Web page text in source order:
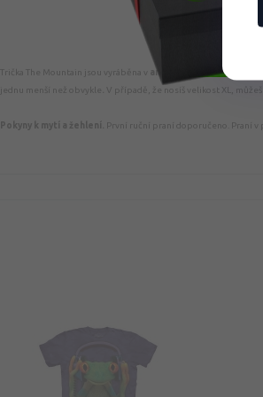
Trička The Mountain jsou vyráběna v americké velikosti,
jednu menší než obvykle
V případě, že nosíš velikost XL,
Pokyny k mytí a žehlení. První ruční praní doporučeno. Praní v